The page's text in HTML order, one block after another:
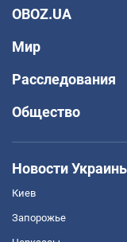
OBOZ.UA
Мир
Расследования
Общество
Новости
Киев
Запорожье